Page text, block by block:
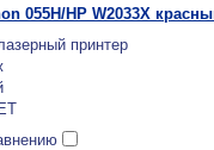
055H/HP W2033X
принтер